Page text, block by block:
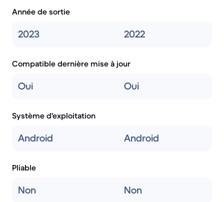
Année de sortie
2023 2022
Compatible dernière mise à jour
Oui Oui
Système d'exploitation
Android Android
Pliable
Non Non